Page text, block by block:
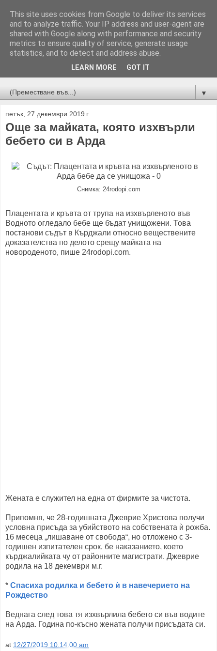
Новини от Бургас, страната и света!
▼
петък, 27 декември 2019 г.
Още за майката, която изхвърли
бебето си в Арда
Снимка: 24rodopi.com
Плацентата и кръвта от трупа на изхвърленото във
Водното огледало бебе ще бъдат унищожени. Това
постанови съдът в Кърджали относно веществените
доказателства по делото срещу майката на
новороденото, пише 24rodopi.com.
Жената е служител на една от фирмите за чистота.
Припомня, че 28-годишната Джеврие Христова получи
условна присъда за убийството на собствената ѝ рожба.
16 месеца „лишаване от свобода“, но отложено с 3-
годишен изпитателен срок, бе наказанието, което
кърджалийката чу от районните магистрати. Джеврие
родила на 18 декември м.г.
* Спасиха родилка и бебето ѝ в навечерието на
Рождество
Веднага след това тя изхвърлила бебето си във водите
на Арда. Година по-късно жената получи присъдата си.
at 12/27/2019 10:14:00 am
This site uses cookies from Google to deliver its services
and to analyze traffic. Your IP address and user-agent are
shared with Google along with performance and security
metrics to ensure quality of service, generate usage
statistics, and to detect and address abuse.
LEARN MORE GOT IT